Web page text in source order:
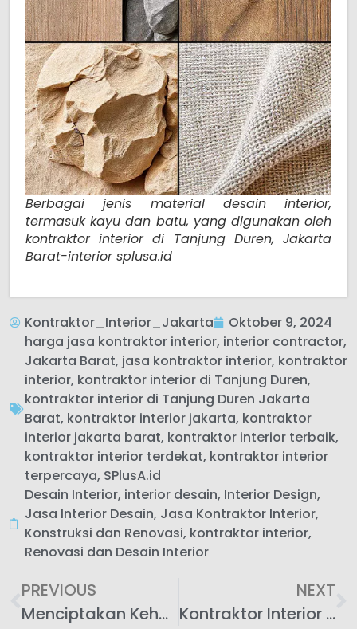
Berbagai jenis material desain interior,
termasuk kayu dan batu, yang digunakan oleh
kontraktor interior di Tanjung Duren, Jakarta
Barat-interior splusa.id
Kontraktor_Interior_Jakarta
Oktober 9, 2024
harga jasa kontraktor interior, interior contractor,
Jakarta Barat, jasa kontraktor interior, kontraktor
interior, kontraktor interior di Tanjung Duren,
kontraktor interior di Tanjung Duren Jakarta
Barat, kontraktor interior jakarta, kontraktor
interior jakarta barat, kontraktor interior terbaik,
kontraktor interior terdekat, kontraktor interior
terpercaya, SPlusA.id
Desain Interior, interior desain, Interior Design,
Jasa Interior Desain, Jasa Kontraktor Interior,
Konstruksi dan Renovasi, kontraktor interior,
Renovasi dan Desain Interior
PREVIOUS
Menciptakan Kehangatan di Rumah Keluarga: Kontraktor Interior di Mampang Prapatan, Jakarta Selatan
NEXT
Kontraktor Interior Terpercaya di Bintaro, Jakarta Selatan: Pilihan Tepat untuk Kebutuhan Desain Anda